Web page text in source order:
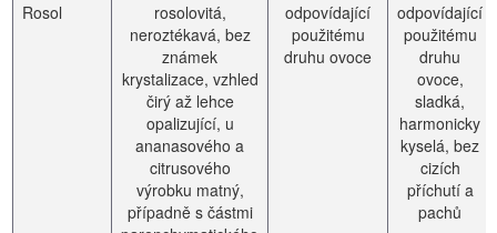
Rosol
rosolovitá,
neroztékavá, bez
známek
krystalizace, vzhled
čirý až lehce
opalizující, u
ananasového a
citrusového
výrobku matný,
případně s částmi
odpovídající
použitému
druhu ovoce
odpovídající
použitému
druhu
ovoce,
sladká,
harmonicky
kyselá, bez
cizích
příchutí a
pachů